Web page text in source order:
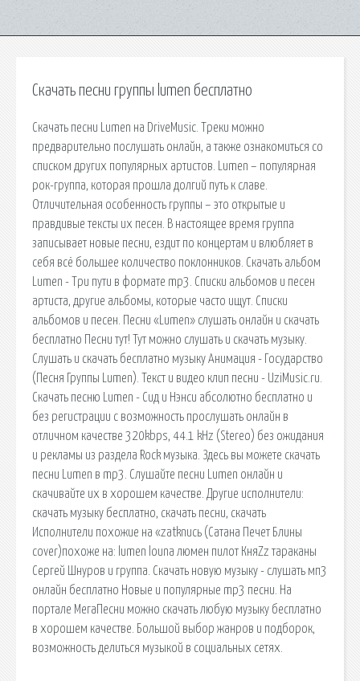
Скачать песни группы lumen бесплатно
Скачать песни Lumen на DriveMusic. Треки можно
предварительно послушать онлайн, а также ознакомиться со
списком других популярных артистов. Lumen – популярная
рок-группа, которая прошла долгий путь к славе.
Отличительная особенность группы – это открытые и
правдивые тексты их песен. В настоящее время группа
записывает новые песни, ездит по концертам и влюбляет в
себя всё большее количество поклонников. Скачать альбом
Lumen - Три пути в формате mp3. Списки альбомов и песен
артиста, другие альбомы, которые часто ищут. Списки
альбомов и песен. Песни «Lumen» слушать онлайн и скачать
бесплатно Песни тут! Тут можно слушать и скачать музыку.
Слушать и скачать бесплатно музыку Анимация - Государство
(Песня Группы Lumen). Текст и видео клип песни - UziMusic.ru.
Скачать песню Lumen - Сид и Нэнси абсолютно бесплатно и
без регистрации с возможность прослушать онлайн в
отличном качестве 320kbps, 44.1 kHz (Stereo) без ожидания
и рекламы из раздела Rock музыка. Здесь вы можете скачать
песни Lumen в mp3. Слушайте песни Lumen онлайн и
скачивайте их в хорошем качестве. Другие исполнители:
скачать музыку бесплатно, скачать песни, скачать
Исполнители похожие на «zatknись (Сатана Печет Блины
cover)похоже на: lumen louna люмен пилот КняZz тараканы
Сергей Шнуров и группа. Скачать новую музыку - слушать мп3
онлайн бесплатно Новые и популярные mp3 песни. На
портале МегаПесни можно скачать любую музыку бесплатно
в хорошем качестве. Большой выбор жанров и подборок,
возможность делиться музыкой в социальных сетях.